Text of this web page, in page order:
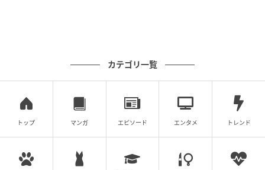
7位は「楓」。年間ランキングでは2024年29位、2025
年48位でした。2月の月間名前ランキングでは13位
で、1月の38位から25位もランクアップしました。
カテゴリ一覧
トップ マンガ エピソード エンタメ トレンド